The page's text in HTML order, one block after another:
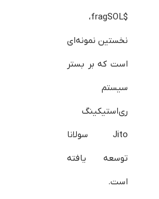
$fragSOL،
نخستین نمونه‌ای
است که بر بستر
سیستم
ری‌استیکینگ
Jito سولانا
توسعه یافته
است.